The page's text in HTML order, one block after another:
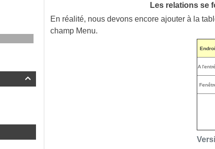

Les relations se
En réalité, nous devons encore ajouter à la
champ Menu.
A